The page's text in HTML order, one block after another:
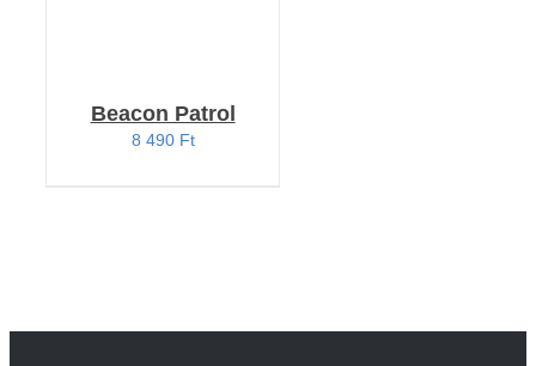
Beacon Patrol
8 490 Ft